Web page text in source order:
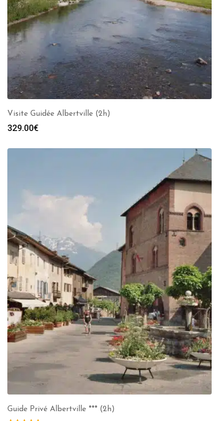
Visite Guidée Albertville (2h)
329.00€
Guide Privé Albertville *** (2h)